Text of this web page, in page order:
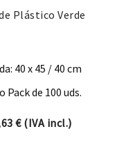
through 22,99 €
Plástico Verde
40 x 45 / 40 cm
Pack de 100 uds.
€(IVA incl.)